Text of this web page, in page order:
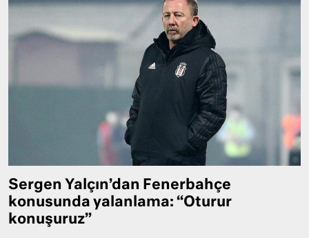
Sergen Yalçın’dan Fenerbahçe
konusunda yalanlama: “Oturur
konuşuruz”